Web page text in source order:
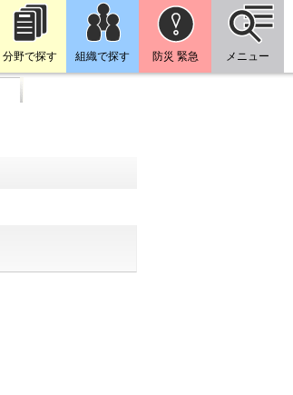
分野で探す 組織で探す 防災 緊急 メニュー